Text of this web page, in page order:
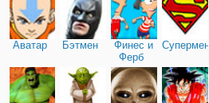
Аватар Бэтмен
Финес и
Ферб
Супермен